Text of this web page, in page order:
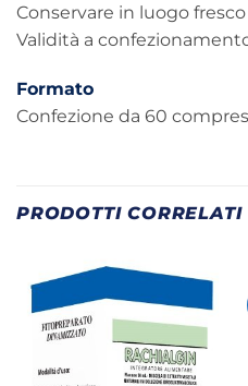
Conservare in luogo
Validità a
Formato
Confezione da 60
PRODOTTI CORRELATI